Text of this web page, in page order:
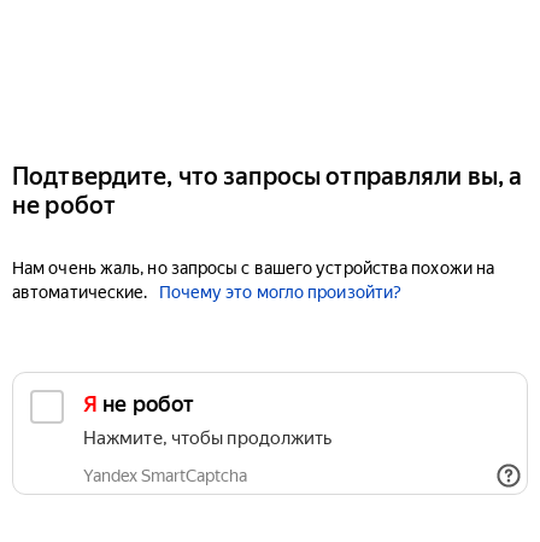
Подтвердите, что запросы отправляли вы, а
не робот
Нам очень жаль, но запросы с вашего устройства похожи на
автоматические.
Почему это могло произойти?
Я не робот
Нажмите, чтобы продолжить
Yandex SmartCaptcha